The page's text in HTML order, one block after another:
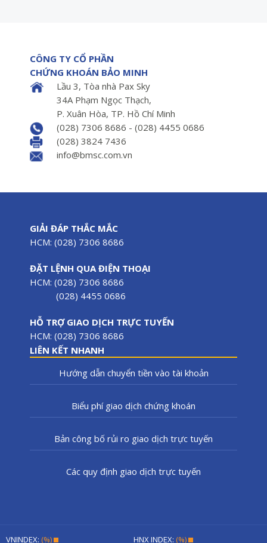
CÔNG TY CỔ PHẦN
CHỨNG KHOÁN BẢO MINH
Lầu 3, Tòa nhà Pax Sky
34A Phạm Ngọc Thạch,
P. Xuân Hòa, TP. Hồ Chí Minh
(028) 7306 8686 - (028) 4455 0686
(028) 3824 7436
info@bmsc.com.vn
GIẢI ĐÁP THẮC MẮC
HCM: (028) 7306 8686
ĐẶT LỆNH QUA ĐIỆN THOẠI
HCM: (028) 7306 8686
(028) 4455 0686
HỖ TRỢ GIAO DỊCH TRỰC TUYẾN
HCM: (028) 7306 8686
LIÊN KẾT NHANH
Hướng dẫn chuyển tiền vào tài khoản
Biểu phí giao dịch chứng khoán
Bản công bố rủi ro giao dịch trực tuyến
Các quy định giao dịch trực tuyến
VNINDEX: (%) HNX INDEX: (%)